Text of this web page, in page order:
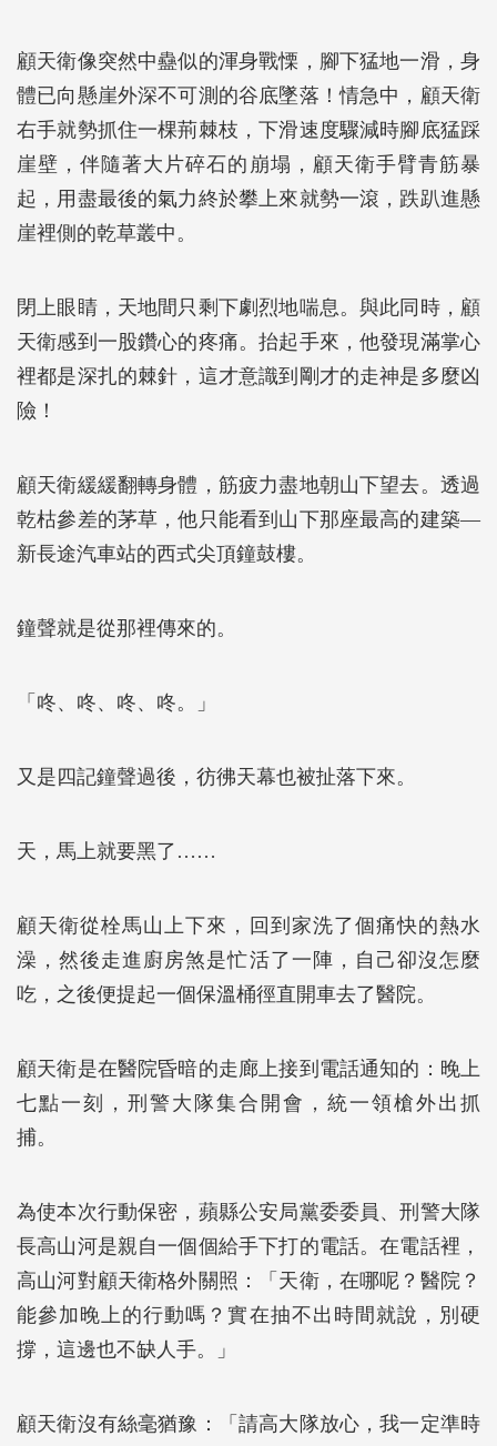
顧天衛像突然中蠱似的渾身戰慄，腳下猛地一滑，身
體已向懸崖外深不可測的谷底墜落！情急中，顧天衛
右手就勢抓住一棵荊棘枝，下滑速度驟減時腳底猛踩
崖壁，伴隨著大片碎石的崩塌，顧天衛手臂青筋暴
起，用盡最後的氣力終於攀上來就勢一滾，跌趴進懸
崖裡側的乾草叢中。
閉上眼睛，天地間只剩下劇烈地喘息。與此同時，顧
天衛感到一股鑽心的疼痛。抬起手來，他發現滿掌心
裡都是深扎的棘針，這才意識到剛才的走神是多麼凶
險！
顧天衛緩緩翻轉身體，筋疲力盡地朝山下望去。透過
乾枯參差的茅草，他只能看到山下那座最高的建築—
新長途汽車站的西式尖頂鐘鼓樓。
鐘聲就是從那裡傳來的。
「咚、咚、咚、咚。」
又是四記鐘聲過後，彷彿天幕也被扯落下來。
天，馬上就要黑了……
顧天衛從栓馬山上下來，回到家洗了個痛快的熱水
澡，然後走進廚房煞是忙活了一陣，自己卻沒怎麼
吃，之後便提起一個保溫桶徑直開車去了醫院。
顧天衛是在醫院昏暗的走廊上接到電話通知的：晚上
七點一刻，刑警大隊集合開會，統一領槍外出抓
捕。
為使本次行動保密，蘋縣公安局黨委委員、刑警大隊
長高山河是親自一個個給手下打的電話。在電話裡，
高山河對顧天衛格外關照：「天衛，在哪呢？醫院？
能參加晚上的行動嗎？實在抽不出時間就說，別硬
撐，這邊也不缺人手。」
顧天衛沒有絲毫猶豫：「請高大隊放心，我一定準時